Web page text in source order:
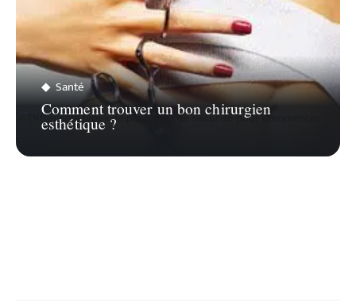
Santé
Comment trouver un bon chirurgien
esthétique ?